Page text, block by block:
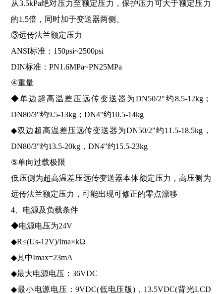
从3.5kPa绝对压力至额定压力，保护压力可大于额定压力
的1.5倍，同时加于变送器两侧。
③远传法兰额定压力
ANSI标准：150psi~2500psi
DIN标准：PN1.6MPa~PN25MPa
④重量
◆单边超高温差压远传变送器为DN50/2"约8.5-12kg；
DN80/3"约9.5-13kg；DN4"约10.5-14kg
◆双边超高温差压远传变送器为DN50/2"约11.5-18.5kg，
DN80/3"约13.5-20kg，DN4"约15.5-23kg
⑤单向过载极限
低压侧为超高温差压远传变送器本体额定压力，高压侧为
远传法兰额定压力，可能出现可修正的零点漂移
4、电源及负载条件
◆电源电压为24V
◆R≤(Us-12V)/Ima×kΩ
◆其中Imax=23mA
◆最大电源电压：36VDC
◆最小电源电压：9VDC(低电压版)，13.5VDC(背光LCD